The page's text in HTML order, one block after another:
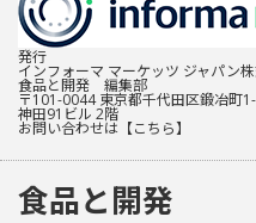
発行
インフォーマ マーケッツ ジャパン
食品と開発 編集部
〒101-0044 東京都千代田区鍛冶町
神田91ビル 2階
お問い合わせは 【こちら】
食品と開発